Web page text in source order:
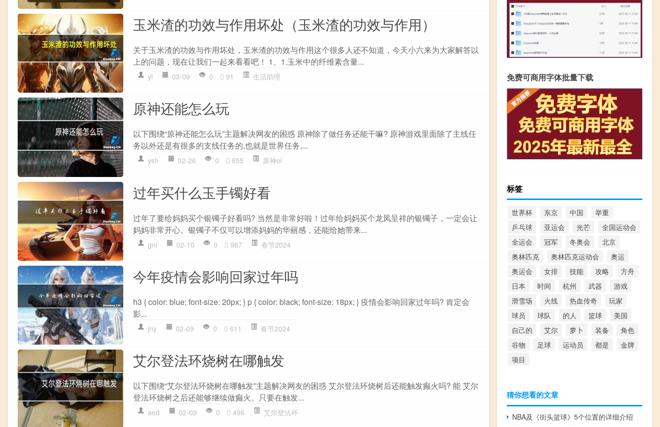
玉米渣的功效与作用坏处（玉米渣的功效与作用）
关于玉米渣的功效与作用坏处，玉米渣的功效与作用这个很多人还不知道，今天小六来为大家解答以
上的问题，现在让我们一起来看看吧！ 1、1.玉米中的纤维素含量...
yl 03-09 0 91 生活助理
原神还能怎么玩
以下围绕“原神还能怎么玩”主题解决网友的困惑 原神除了做任务还能干嘛? 原神游戏里面除了主线任
务以外还是有很多的支线任务的,也就是世界任务,...
ysh 02-26 0 655 原神ol
过年买什么玉手镯好看
过年了要给妈妈买个银镯子好看吗? 当然是非常好啦！过年给妈妈买个龙凤呈祥的银镯子，一定会让
妈妈非常开心。银镯子不仅可以增添妈妈的华丽感，还能给她带来...
gnl 02-10 0 987 春节2024
今年疫情会影响回家过年吗
h3 { color: blue; font-size: 20px; } p { color: black; font-size: 18px; } 疫情会影响回家过年吗? 肯定会
影...
jny 02-09 0 611 春节2024
艾尔登法环烧树在哪触发
以下围绕“艾尔登法环烧树在哪触发”主题解决网友的困惑 艾尔登法环烧树后还能触发癫火吗? 能 艾尔
登法环烧树之后还能够继续做癫火。只要在触发...
aed 02-09 0 496 艾尔登法环
免费可商用字体批量下载
标签
世界杯 东京 中国
举重
乒乓球
亚运会 光芒
全国运动会
全运会
冠军 冬奥会
北京
奥林匹克
奥林匹克运动会
奥运
奥运会
女排 技能 攻略
方舟
日本
时间 杭州 武器
游戏
滑雪场
火线 热血传奇
玩家
球员
球队 的人 篮球
美国
自己的
艾尔 萝卜 装备
角色
谷物
足球 运动员 都是
金牌
项目
猜你想看的文章
NBA及《街头篮球》5个位置的详细介绍